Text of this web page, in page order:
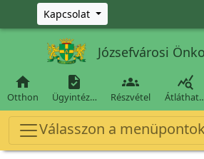
Ugrás a fő tartalomra
Kapcsolat
Józsefvárosi

Otthon

Ügyintéz…

Részvétel

Válasszon a